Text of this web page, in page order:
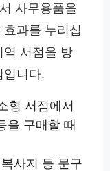
사무용품을
과를 누리십
역 서점을 방
입니다.
형 서점에서
을 구매할 때
사지 등 문구